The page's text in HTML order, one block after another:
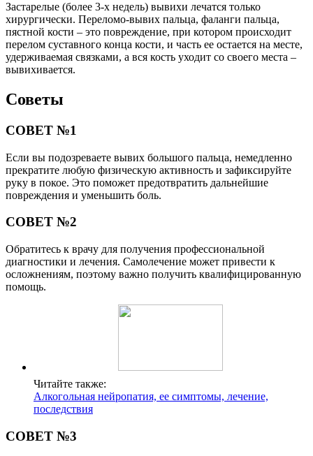
Застарелые (более 3-х недель) вывихи лечатся только
хирургически. Переломо-вывих пальца, фаланги пальца,
пястной кости – это повреждение, при котором происходит
перелом суставного конца кости, и часть ее остается на месте,
удерживаемая связками, а вся кость уходит со своего места –
вывихивается.
Советы
СОВЕТ №1
Если вы подозреваете вывих большого пальца, немедленно
прекратите любую физическую активность и зафиксируйте
руку в покое. Это поможет предотвратить дальнейшие
повреждения и уменьшить боль.
СОВЕТ №2
Обратитесь к врачу для получения профессиональной
диагностики и лечения. Самолечение может привести к
осложнениям, поэтому важно получить квалифицированную
помощь.
Читайте также:
Алкогольная нейропатия, ее симптомы, лечение,
последствия
СОВЕТ №3